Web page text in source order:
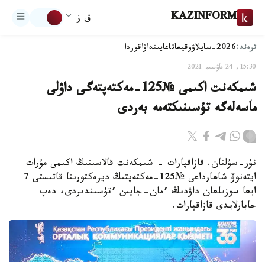
KAZINFORM ق ز
ترەند:2026-سايلاۋ وقيعاتاعايىنداۋاقوردا
15:30, 24 ماۋسىم 2021
شىمكەنت اكىمى №125-مەكتەپتەگى داۋلى
ماسەلەگە تۇسىنىكتەمە بەردى
نۇر-سۇلتان. قازاقپارات - شىمكەنت قالاسىنىڭ اكىمى مۇرات
ايتەنوۆ شاھارداعى №125-مەكتەپتىڭ ديرەكتورىنا قاتىستى 7
ايعا سوزىلعان داۋدىڭ ءمان-جايىن ءتۇسىندىردى، دەپ
حابارلايدى قازاقپارات.